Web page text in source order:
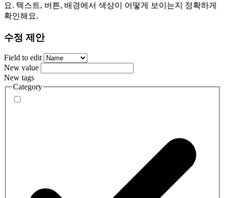
요. 텍스트, 버튼, 배경에서 색상이 어떻게 보이는지 정확하게
확인해요.
수정 제안
Field to edit
New value
New tags
Category